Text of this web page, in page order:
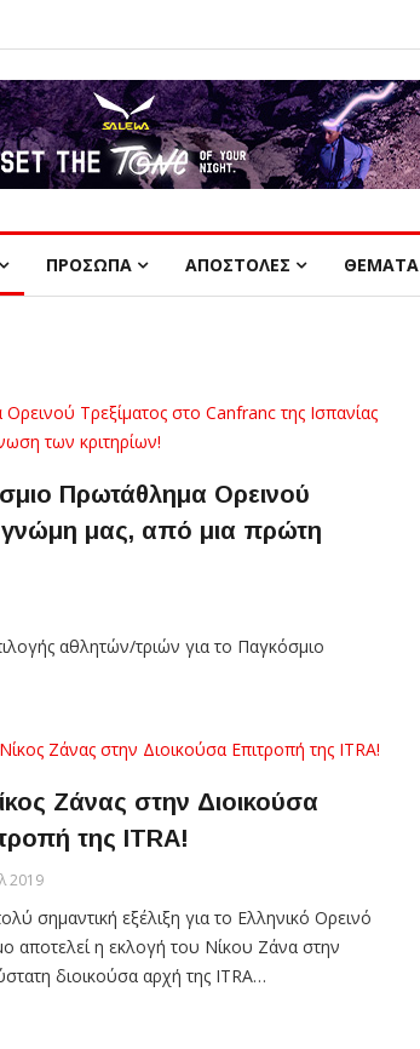
ΠΡΟΣΩΠΑ ΑΠΟΣΤΟΛΕΣ ΘΕΜΑΤΑ
Πρωτάθλημα Ορεινού
γνώμη μας, από μια πρώτη
αθλητών/τριών για το Παγκόσμιο
Ζάνας στην Διοικούσα
της ITRA!
2019
σημαντική εξέλιξη για το Ελληνικό Ορεινό
αποτελεί η εκλογή του Νίκου Ζάνα στην
διοικούσα αρχή της ITRA…